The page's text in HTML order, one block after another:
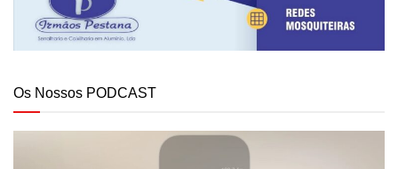
Os Nossos PODCAST